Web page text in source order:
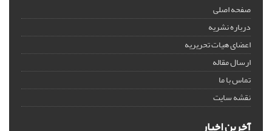
صفحه اصلی
درباره نشریه
اعضای هیات تحریریه
ارسال مقاله
تماس با ما
نقشه سایت